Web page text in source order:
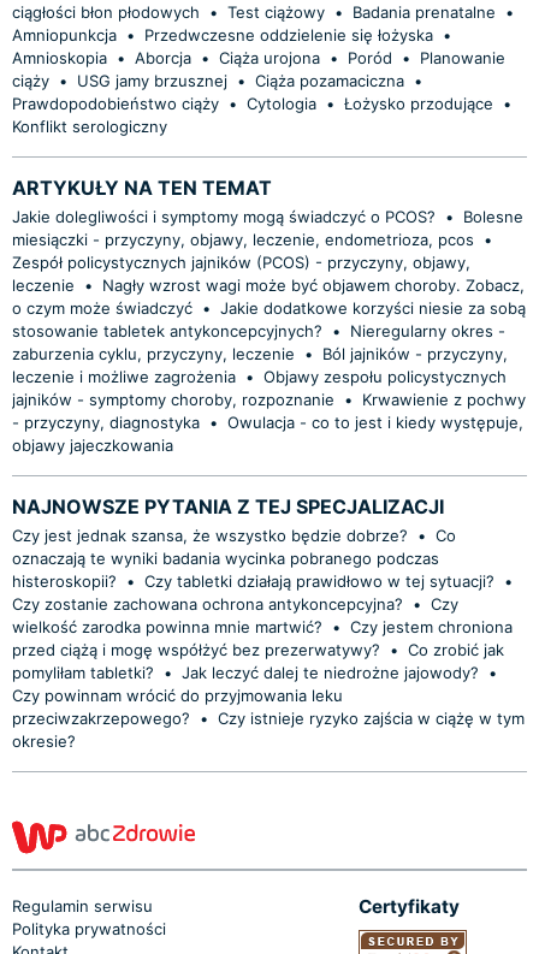
ciągłości błon płodowych
• Test ciążowy • Badania prenatalne
•
Amniopunkcja • Przedwczesne oddzielenie się łożyska •
Amnioskopia • Aborcja • Ciąża urojona • Poród •
Planowanie
ciąży • USG jamy brzusznej • Ciąża pozamaciczna •
Prawdopodobieństwo ciąży • Cytologia • Łożysko przodujące
•
Konflikt serologiczny
ARTYKUŁY NA TEN TEMAT
Jakie dolegliwości i symptomy mogą świadczyć o PCOS? •
Bolesne
miesiączki - przyczyny, objawy, leczenie, endometrioza, pcos
•
Zespół policystycznych jajników (PCOS) - przyczyny, objawy,
leczenie
•
Nagły wzrost wagi może być objawem choroby. Zobacz,
o czym może świadczyć • Jakie dodatkowe korzyści niesie za sobą
stosowanie tabletek antykoncepcyjnych?
•
Nieregularny okres -
zaburzenia cyklu, przyczyny, leczenie
•
Ból jajników - przyczyny,
leczenie i możliwe zagrożenia • Objawy zespołu policystycznych
jajników - symptomy choroby, rozpoznanie
•
Krwawienie z pochwy
- przyczyny, diagnostyka • Owulacja - co to jest i kiedy występuje,
objawy jajeczkowania
NAJNOWSZE PYTANIA Z TEJ SPECJALIZACJI
Czy jest jednak szansa, że wszystko będzie dobrze? • Co
oznaczają te wyniki badania wycinka pobranego podczas
histeroskopii?
• Czy tabletki działają prawidłowo w tej sytuacji?
•
Czy zostanie zachowana ochrona antykoncepcyjna?
• Czy
wielkość zarodka powinna mnie martwić?
• Czy jestem chroniona
przed ciążą i mogę współżyć bez prezerwatywy?
• Co zrobić jak
pomyliłam tabletki?
• Jak leczyć dalej te niedrożne jajowody?
•
Czy powinnam wrócić do przyjmowania leku
przeciwzakrzepowego?
• Czy istnieje ryzyko zajścia w ciążę w tym
okresie?
Regulamin serwisu
Polityka prywatności
Certyfikaty